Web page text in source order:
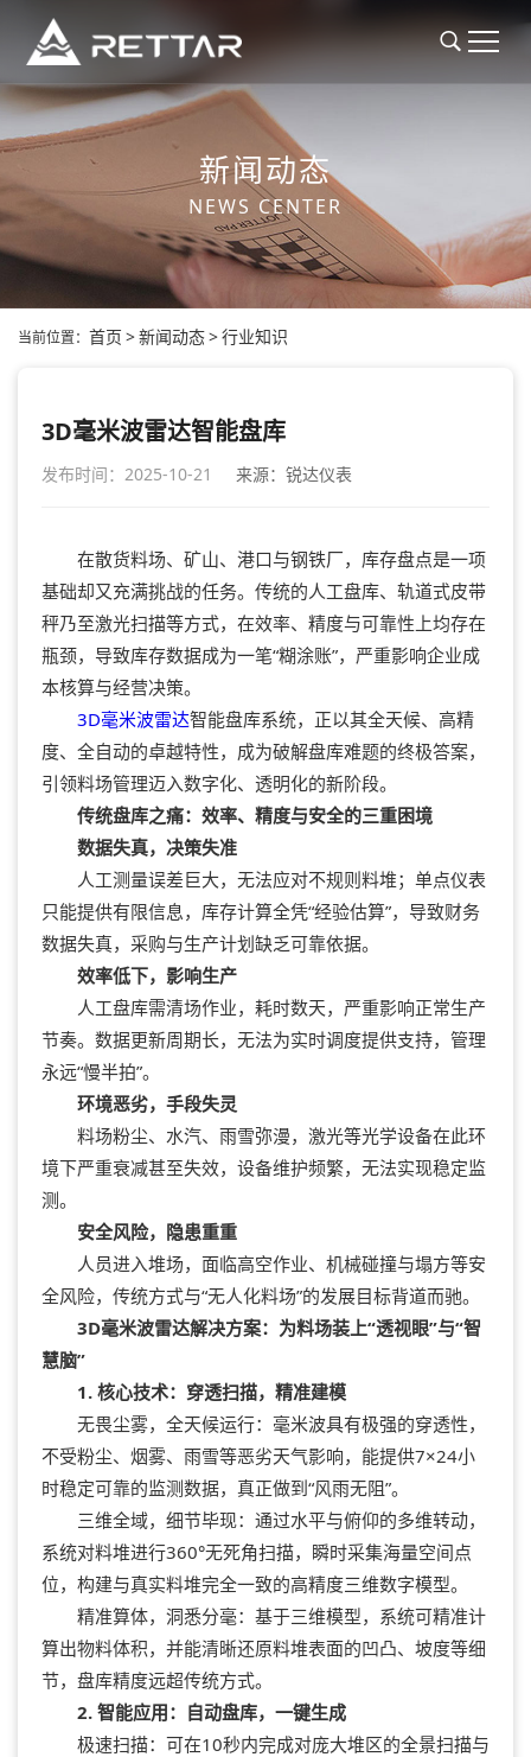
新闻动态
NEWS CENTER
当前位置： 首页 >新闻动态>行业知识
3D毫米波雷达智能盘库
发布时间：2025-10-21 来源：锐达仪表
在散货料场、矿山、港口与钢铁厂，库存盘点是一项
基础却又充满挑战的任务。传统的人工盘库、轨道式皮带
秤乃至激光扫描等方式，在效率、精度与可靠性上均存在
瓶颈，导致库存数据成为一笔“糊涂账”，严重影响企业成
本核算与经营决策。
3D毫米波雷达智能盘库系统，正以其全天候、高精
度、全自动的卓越特性，成为破解盘库难题的终极答案，
引领料场管理迈入数字化、透明化的新阶段。
传统盘库之痛：效率、精度与安全的三重困境
数据失真，决策失准
人工测量误差巨大，无法应对不规则料堆；单点仪表
只能提供有限信息，库存计算全凭“经验估算”，导致财务
数据失真，采购与生产计划缺乏可靠依据。
效率低下，影响生产
人工盘库需清场作业，耗时数天，严重影响正常生产
节奏。数据更新周期长，无法为实时调度提供支持，管理
永远“慢半拍”。
环境恶劣，手段失灵
料场粉尘、水汽、雨雪弥漫，激光等光学设备在此环
境下严重衰减甚至失效，设备维护频繁，无法实现稳定监
测。
安全风险，隐患重重
人员进入堆场，面临高空作业、机械碰撞与塌方等安
全风险，传统方式与“无人化料场”的发展目标背道而驰。
3D毫米波雷达解决方案：为料场装上“透视眼”与“智
慧脑”
1. 核心技术：穿透扫描，精准建模
无畏尘雾，全天候运行：毫米波具有极强的穿透性，
不受粉尘、烟雾、雨雪等恶劣天气影响，能提供7×24小
时稳定可靠的监测数据，真正做到“风雨无阻”。
三维全域，细节毕现：通过水平与俯仰的多维转动，
系统对料堆进行360°无死角扫描，瞬时采集海量空间点
位，构建与真实料堆完全一致的高精度三维数字模型。
精准算体，洞悉分毫：基于三维模型，系统可精准计
算出物料体积，并能清晰还原料堆表面的凹凸、坡度等细
节，盘库精度远超传统方式。
2. 智能应用：自动盘库，一键生成
极速扫描：可在10秒内完成对庞大堆区的全景扫描与